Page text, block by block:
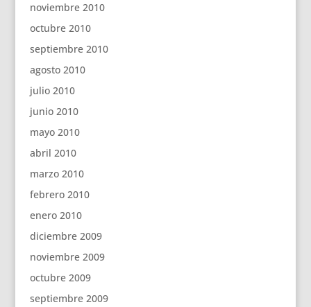
noviembre 2010
octubre 2010
septiembre 2010
agosto 2010
julio 2010
junio 2010
mayo 2010
abril 2010
marzo 2010
febrero 2010
enero 2010
diciembre 2009
noviembre 2009
octubre 2009
septiembre 2009